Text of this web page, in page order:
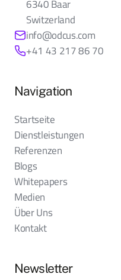
6340 Baar
Switzerland
info@odcus.com
+41 43 217 86 70
Navigation
Startseite
Dienstleistungen
Referenzen
Blogs
Whitepapers
Medien
Über Uns
Kontakt
Newsletter